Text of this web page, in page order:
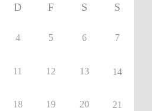
D F S S
4 5 6 7
11 12 13 14
18 19 20 21